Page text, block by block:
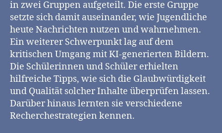
in zwei Gruppen aufgeteilt. Die erste Gruppe
setzte sich damit auseinander, wie Jugendliche
heute Nachrichten nutzen und wahrnehmen.
Ein weiterer Schwerpunkt lag auf dem
kritischen Umgang mit KI-generierten Bildern.
Die Schülerinnen und Schüler erhielten
hilfreiche Tipps, wie sich die Glaubwürdigkeit
und Qualität solcher Inhalte überprüfen lassen.
Darüber hinaus lernten sie verschiedene
Recherchestrategien kennen.